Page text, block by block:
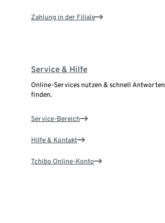
Zahlung in der Filiale
Service & Hilfe
Online-Services nutzen & schnell Antworten
finden.
Service-Bereich
Hilfe & Kontakt
Tchibo Online-Konto